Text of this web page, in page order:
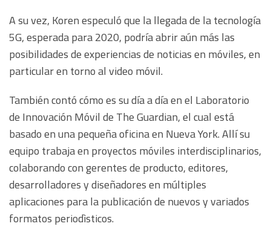
A su vez, Koren especuló que la llegada de la tecnología
5G, esperada para 2020, podría abrir aún más las
posibilidades de experiencias de noticias en móviles, en
particular en torno al video móvil.
También contó cómo es su día a día en el Laboratorio
de Innovación Móvil de The Guardian, el cual está
basado en una pequeña oficina en Nueva York. Allí su
equipo trabaja en proyectos móviles interdisciplinarios,
colaborando con gerentes de producto, editores,
desarrolladores y diseñadores en múltiples
aplicaciones para la publicación de nuevos y variados
formatos periodìsticos.